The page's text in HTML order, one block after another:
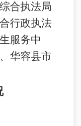
合执法局
行政执法
服务中
华容县市